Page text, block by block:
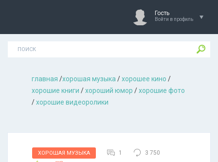
Гость
Войти в профиль
главная /хорошая музыкa /хорошее кино /
хорошие книги /хороший юмор /хорошие фото
/хорошие видеоролики
ХОРОШАЯ МУЗЫКА 1 3 750